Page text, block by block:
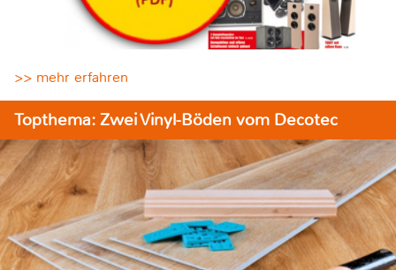
>> mehr erfahren
Topthema: Zwei Vinyl-Böden vom Decotec